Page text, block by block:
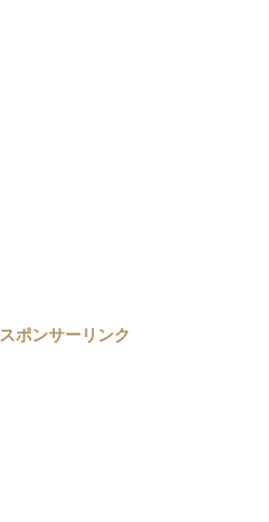
スポンサーリンク